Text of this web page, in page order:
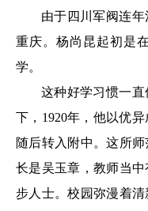
由于四川军阀连
重庆。杨尚昆起初是
学。
这种好学习惯一
下，1920年，他以优
随后转入附中。这所
长是吴玉章，教师当
步人士。校园弥漫着